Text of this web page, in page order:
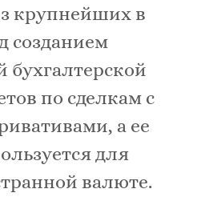
крупнейших в
созданием
бухгалтерской
по сделкам с
а ее
для
валюте.